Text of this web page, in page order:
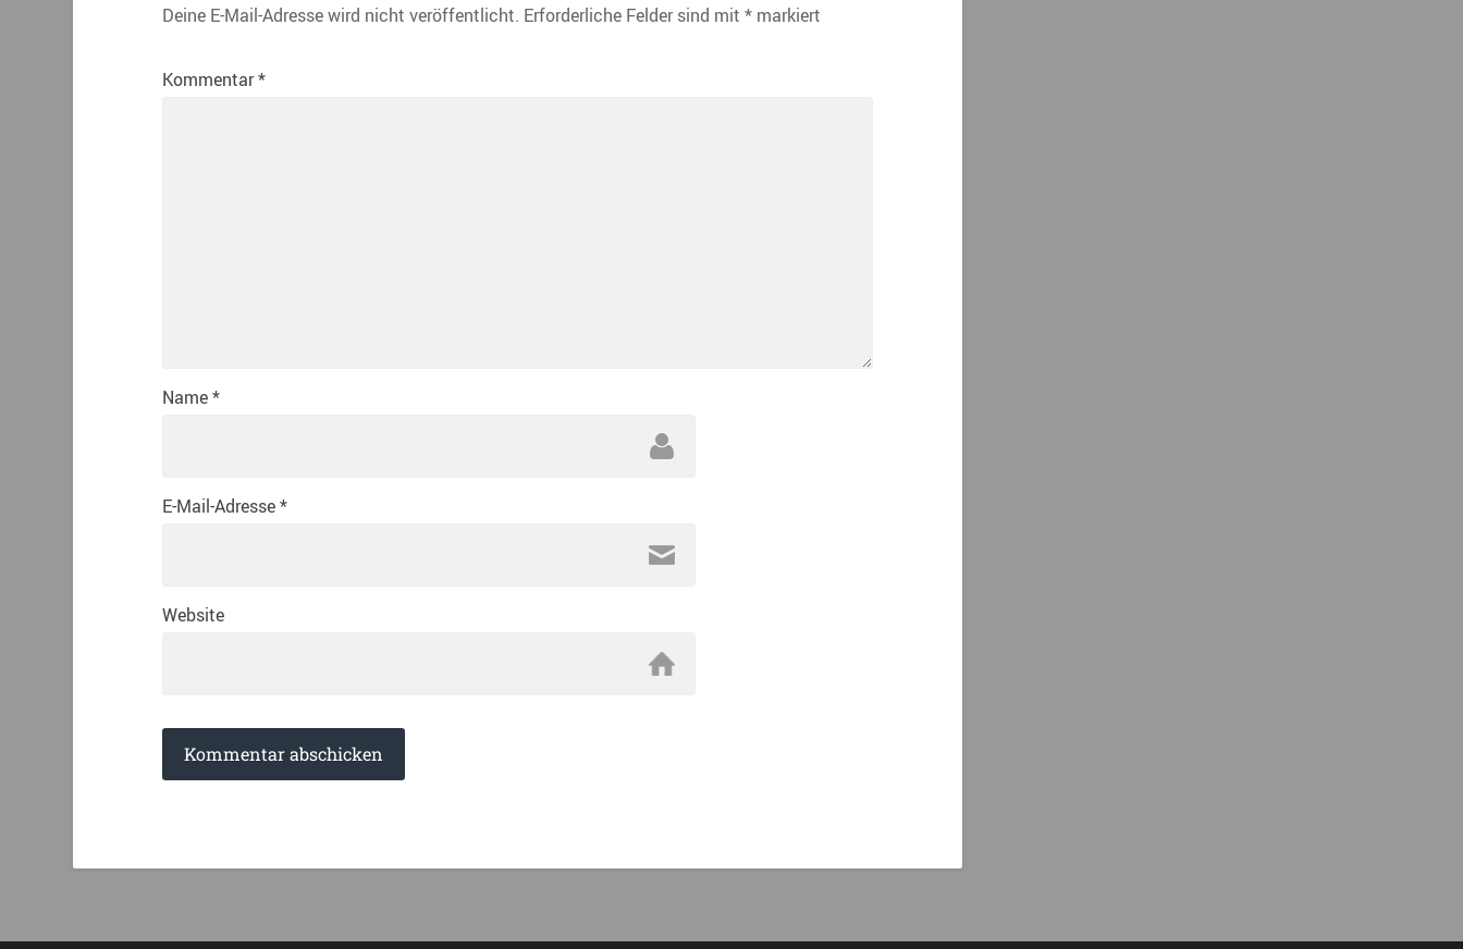
Deine E-Mail-Adresse wird nicht veröffentlicht. Erforderliche Felder sind mit *markiert
Kommentar*
Name*
E-Mail-Adresse*
Website